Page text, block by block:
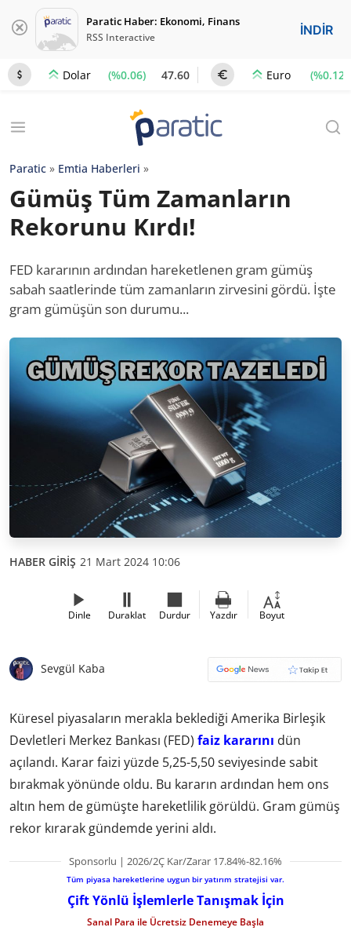
Paratic Haber: Ekonomi, Finans
RSS Interactive İNDİR
Dolar (%0.06) 47.60 Euro (%0.12)
Paratic » Emtia Haberleri »
Gümüş Tüm Zamanların
Rekorunu Kırdı!
FED kararının ardından hareketlenen gram gümüş
sabah saatlerinde tüm zamanların zirvesini gördü. İşte
gram gümüşün son durumu...
HABER GİRİŞ 21 Mart 2024 10:06
Dinle Duraklat Durdur Yazdır Boyut
Sevgül Kaba
Küresel piyasaların merakla beklediği Amerika Birleşik
Devletleri Merkez Bankası (FED) faiz kararını dün
açılandı. Karar faizi yüzde 5,25-5,50 seviyesinde sabit
bırakmak yönünde oldu. Bu kararın ardından hem ons
altın hem de gümüşte hareketlilik görüldü. Gram gümüş
rekor kırarak gündemde yerini aldı.
Sponsorlu | 2026/2Ç Kar/Zarar 17.84%-82.16%
Tüm piyasa hareketlerine uygun bir yatırım stratejisi var.
Çift Yönlü İşlemlerle Tanışmak İçin
Sanal Para ile Ücretsiz Denemeye Başla